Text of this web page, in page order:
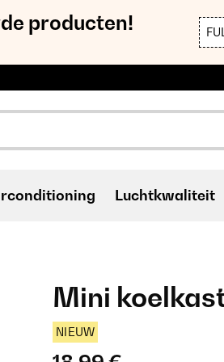
producten!
Luchtkwaliteit
Mini
NIEUW